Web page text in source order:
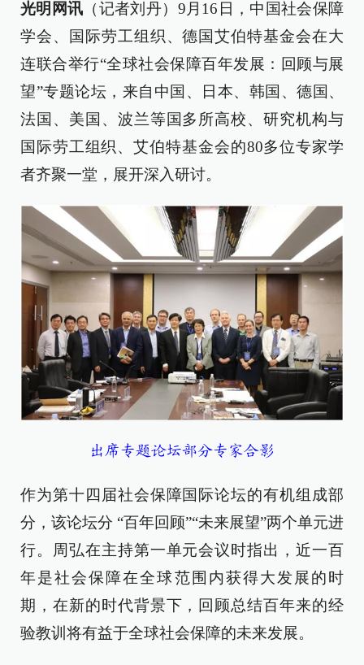
光明网讯 （记者刘丹）9月16日，中国社会保障
学会、国际劳工组织、德国艾伯特基金会在大
连联合举行“全球社会保障百年发展：回顾与展
望”专题论坛，来自中国、日本、韩国、德国、
法国、美国、波兰等国多所高校、研究机构与
国际劳工组织、艾伯特基金会的80多位专家学
者齐聚一堂，展开深入研讨。
出席专题论坛部分专家合影
作为第十四届社会保障国际论坛的有机组成部
分，该论坛分 “百年回顾”“未来展望”两个单元进
行。周弘在主持第一单元会议时指出，近一百
年是社会保障在全球范围内获得大发展的时
期，在新的时代背景下，回顾总结百年来的经
验教训将有益于全球社会保障的未来发展。